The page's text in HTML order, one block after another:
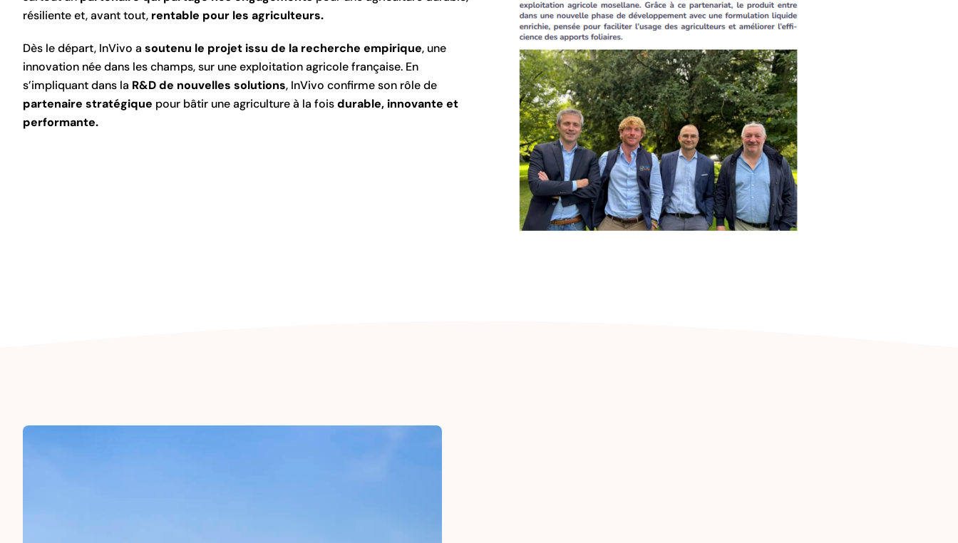
résiliente et, avant tout,rentable pour les agriculteurs.
Dès le départ, InVivo a soutenu le projet issu de la recherche empirique, une
innovation née dans les champs, sur une exploitation agricole française. En
s’impliquant dans la R&D de nouvelles solutions, InVivo confirme son rôle de
partenaire stratégique pour bâtir une agriculture à la foisdurable, innovante et
performante.